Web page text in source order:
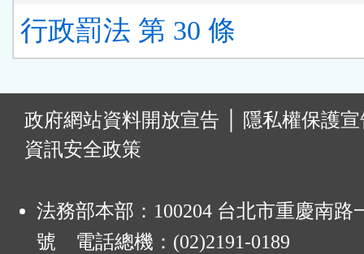
行政罰法 第 30 條
政府網站資料開放宣告
隱私權保護
資訊安全政策
法務部本部：100204 台北市重慶南路
號 電話總機：(02)2191-0189